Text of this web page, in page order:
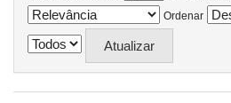
Ordenar